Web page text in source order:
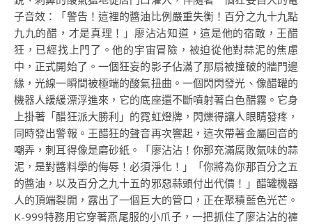
子音效：「警告！這裡的醬油比例嚴重失衡！百分之九十九點
九九的醋，才是真理！」廖沾沾知道，這是他的宿敵，王醋
狂，已經找上門了。他的宇宙冒險，被迫從他對蒜泥的焦慮
中，正式開始了。一個狂妄的影子佔滿了那扇被撞破的牆門邊
緣，光線一瞬間被極端的酸氣扭曲。一個閃閃發光、像醋罐的
機器人緩緩漂浮進來，它的底座還不斷噴射著白色醋霧。它身
上掛著「醋狂派大勝利」的霓虹燈牌，閃爍得讓人眼睛發疼，
同時發出警報。王醋狂的聲音再次響起，這次帶著金屬回音的
嘲弄，刺耳得像是磨砂紙。「廖沾沾！你那充滿腐敗氣味的蒜
泥，是對醬料學的侮辱！必須淨化！」「你將為你那百分之五
的醬油，以及百分之九十五的邪惡蒜頭付出代價！」醋罐機器
人的頂端裂開，露出了一個巨大的管口，正在聚積藍色光芒。
K-999特務用它穿著燕尾服的小爪子，一把抓住了廖沾沾的褲